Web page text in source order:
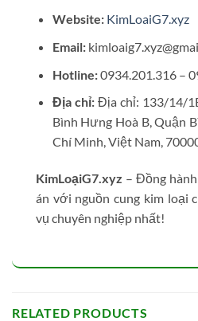
Website: KimLoaiG7.xyz
Email:
Hotline:0934.201.316 –
Địa chỉ:Địa chỉ: 133/14/
Bình Hưng Hoà B, Quận
Chí Minh, Việt Nam,
KimLoạiG7.xyz – Đồng
án với nguồn cung kim loại
vụ chuyên nghiệp nhất!
RELATED PRODUCTS